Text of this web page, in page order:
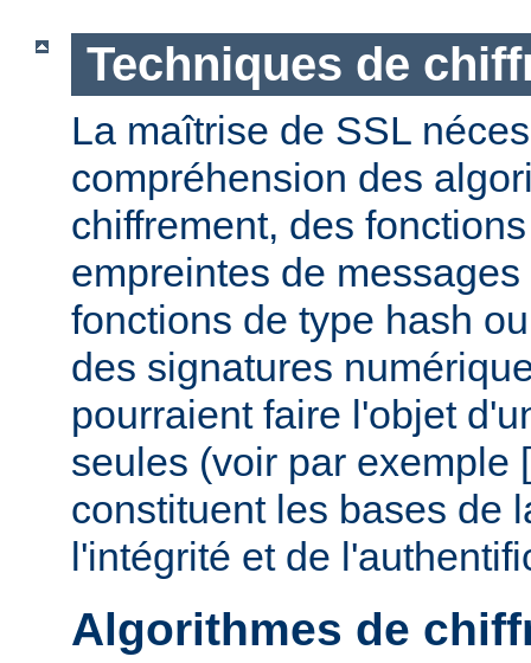
Techniques de
La maîtrise de SSL
compréhension des
chiffrement, des
empreintes de
fonctions de type hash
des signatures
pourraient faire l'objet
seules (voir par exemple [
constituent les bases de
l'intégrité et de
Algorithmes de